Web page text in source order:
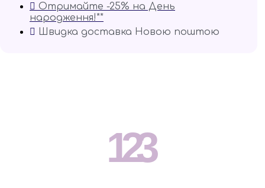
Отримайте -25% на День
народження!**
Швидка доставка Новою поштою
123